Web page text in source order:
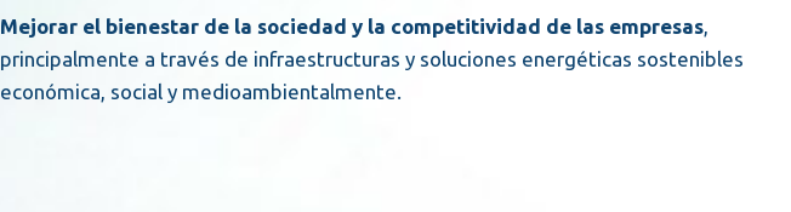
Mejorar el bienestar de la sociedad y la competitividad de las empresas,
principalmente a través de infraestructuras y soluciones energéticas sostenibles
económica, social y medioambientalmente.